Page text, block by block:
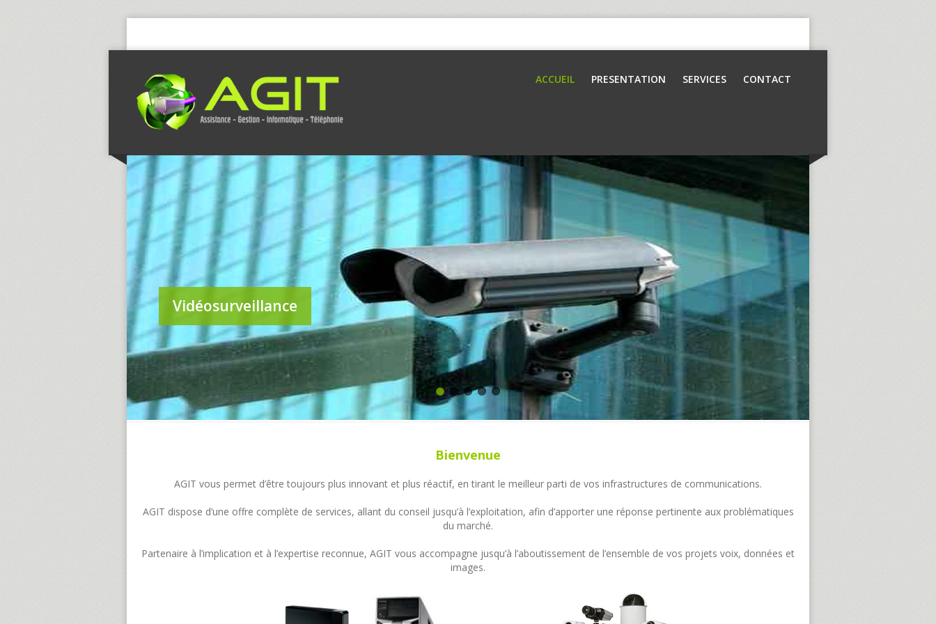
ACCUEIL PRESENTATION SERVICES CONTACT
Vidéosurveillance
Bienvenue
AGIT vous permet d’être toujours plus innovant et plus réactif, en tirant le meilleur parti de vos infrastructures de communications.
AGIT dispose d’une offre complète de services, allant du conseil jusqu’à l’exploitation, afin d’apporter une réponse pertinente aux problématiques
du marché.
Partenaire à l’implication et à l’expertise reconnue, AGIT vous accompagne jusqu’à l’aboutissement de l’ensemble de vos projets voix, données et
images.